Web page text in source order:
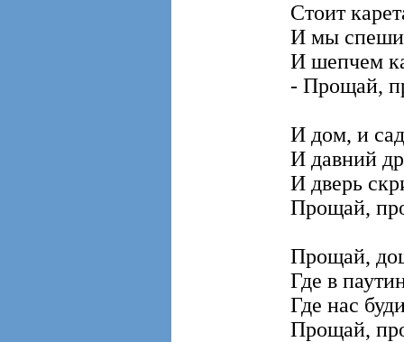
Стоит
И мы
И шепчем
- Прощай,
И дом, и
И давний
И дверь
Прощай,
Прощай,
Где в
Где нас
Прощай,